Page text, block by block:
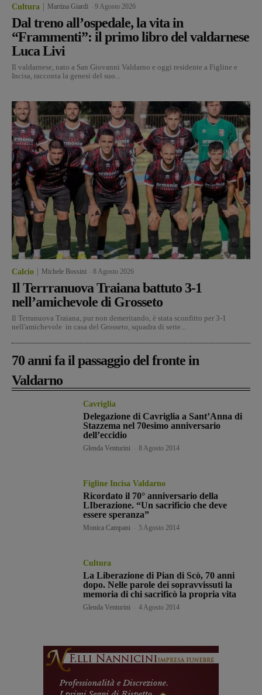
Cultura Martina Giardi 9 Agosto 2026
Dal treno all’ospedale, la vita in
“Frammenti”: il primo libro del valdarnese
Luca Livi
Il valdarnese, nato a San Giovanni Valdarno e oggi residente a Figline e
Incisa, racconta la genesi del suo...
Calcio Michele Bossini 8 Agosto 2026
Il Terrranuova Traiana battuto 3-1
nell’amichevole di Grosseto
Il Terranuova Traiana, pur non demeritando, è stata sconfitto per 3-1
nell'amichevole in casa del Grosseto, squadra di serie...
70 anni fa il passaggio del fronte in
Valdarno
Cavriglia
Delegazione di Cavriglia a Sant’Anna di
Stazzema nel 70esimo anniversario
dell’eccidio
Glenda Venturini 8 Agosto 2014
Figline Incisa Valdarno
Ricordato il 70° anniversario della
LIberazione. “Un sacrificio che deve
essere speranza”
Monica Campani 5 Agosto 2014
Cultura
La Liberazione di Pian di Scò, 70 anni
dopo. Nelle parole dei sopravvissuti la
memoria di chi sacrificò la propria vita
Glenda Venturini 4 Agosto 2014